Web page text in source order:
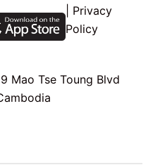
Privacy
Policy
Mao Tse Toung Blvd